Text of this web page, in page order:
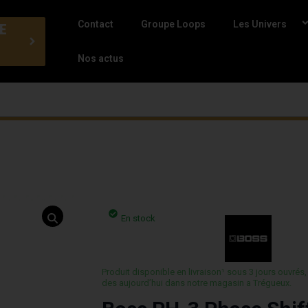
Contact Groupe Loops Les Univers
Nos actus
En stock
Produit disponible en livraison¹ sous 3 jours ouvrés,
des aujourd’hui dans notre magasin a Trégueux.